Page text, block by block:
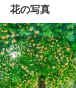
花の写真